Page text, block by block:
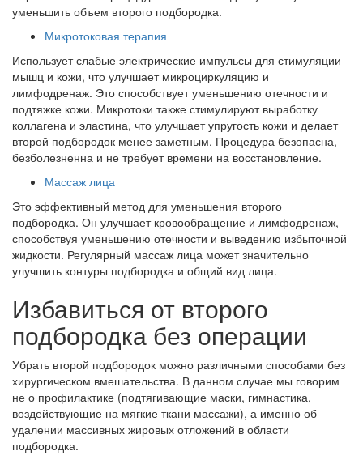
уменьшить объем второго подбородка.
Микротоковая терапия
Использует слабые электрические импульсы для стимуляции
мышц и кожи, что улучшает микроциркуляцию и
лимфодренаж. Это способствует уменьшению отечности и
подтяжке кожи. Микротоки также стимулируют выработку
коллагена и эластина, что улучшает упругость кожи и делает
второй подбородок менее заметным. Процедура безопасна,
безболезненна и не требует времени на восстановление.
Массаж лица
Это эффективный метод для уменьшения второго
подбородка. Он улучшает кровообращение и лимфодренаж,
способствуя уменьшению отечности и выведению избыточной
жидкости. Регулярный массаж лица может значительно
улучшить контуры подбородка и общий вид лица.
Избавиться от второго
подбородка без операции
Убрать второй подбородок можно различными способами без
хирургическом вмешательства. В данном случае мы говорим
не о профилактике (подтягивающие маски, гимнастика,
воздействующие на мягкие ткани массажи), а именно об
удалении массивных жировых отложений в области
подбородка.